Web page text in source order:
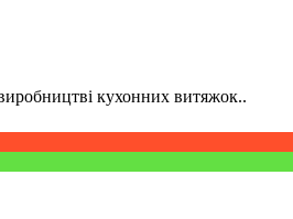
кухонних витяжок..